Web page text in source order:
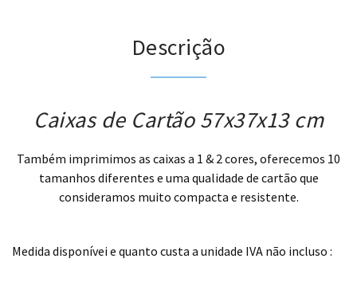
Descrição
Caixas de Cartão 57x37x13 cm
Também imprimimos as caixas a 1 & 2 cores, oferecemos 10
tamanhos diferentes e uma qualidade de cartão que
consideramos muito compacta e resistente.
Medida disponívei e quanto custa a unidade IVA não incluso :